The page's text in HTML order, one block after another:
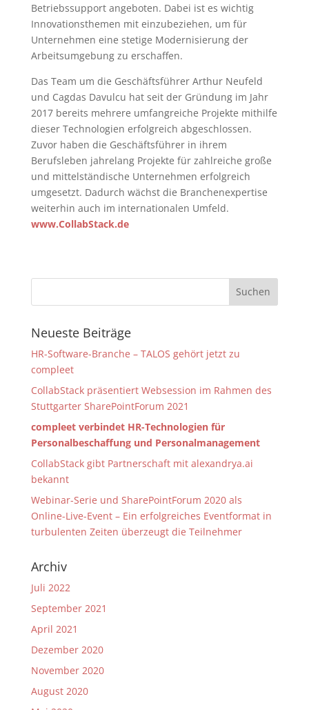
Betriebssupport angeboten. Dabei ist es wichtig
Innovationsthemen mit einzubeziehen, um für
Unternehmen eine stetige Modernisierung der
Arbeitsumgebung zu erschaffen.
Das Team um die Geschäftsführer Arthur Neufeld
und Cagdas Davulcu hat seit der Gründung im Jahr
2017 bereits mehrere umfangreiche Projekte mithilfe
dieser Technologien erfolgreich abgeschlossen.
Zuvor haben die Geschäftsführer in ihrem
Berufsleben jahrelang Projekte für zahlreiche große
und mittelständische Unternehmen erfolgreich
umgesetzt. Dadurch wächst die Branchenexpertise
weiterhin auch im internationalen Umfeld.
www.CollabStack.de
Neueste Beiträge
HR-Software-Branche – TALOS gehört jetzt zu
compleet
CollabStack präsentiert Websession im Rahmen des
Stuttgarter SharePointForum 2021
compleet verbindet HR-Technologien für
Personalbeschaffung und Personalmanagement
CollabStack gibt Partnerschaft mit alexandrya.ai
bekannt
Webinar-Serie und SharePointForum 2020 als
Online-Live-Event – Ein erfolgreiches Eventformat in
turbulenten Zeiten überzeugt die Teilnehmer
Archiv
Juli 2022
September 2021
April 2021
Dezember 2020
November 2020
August 2020